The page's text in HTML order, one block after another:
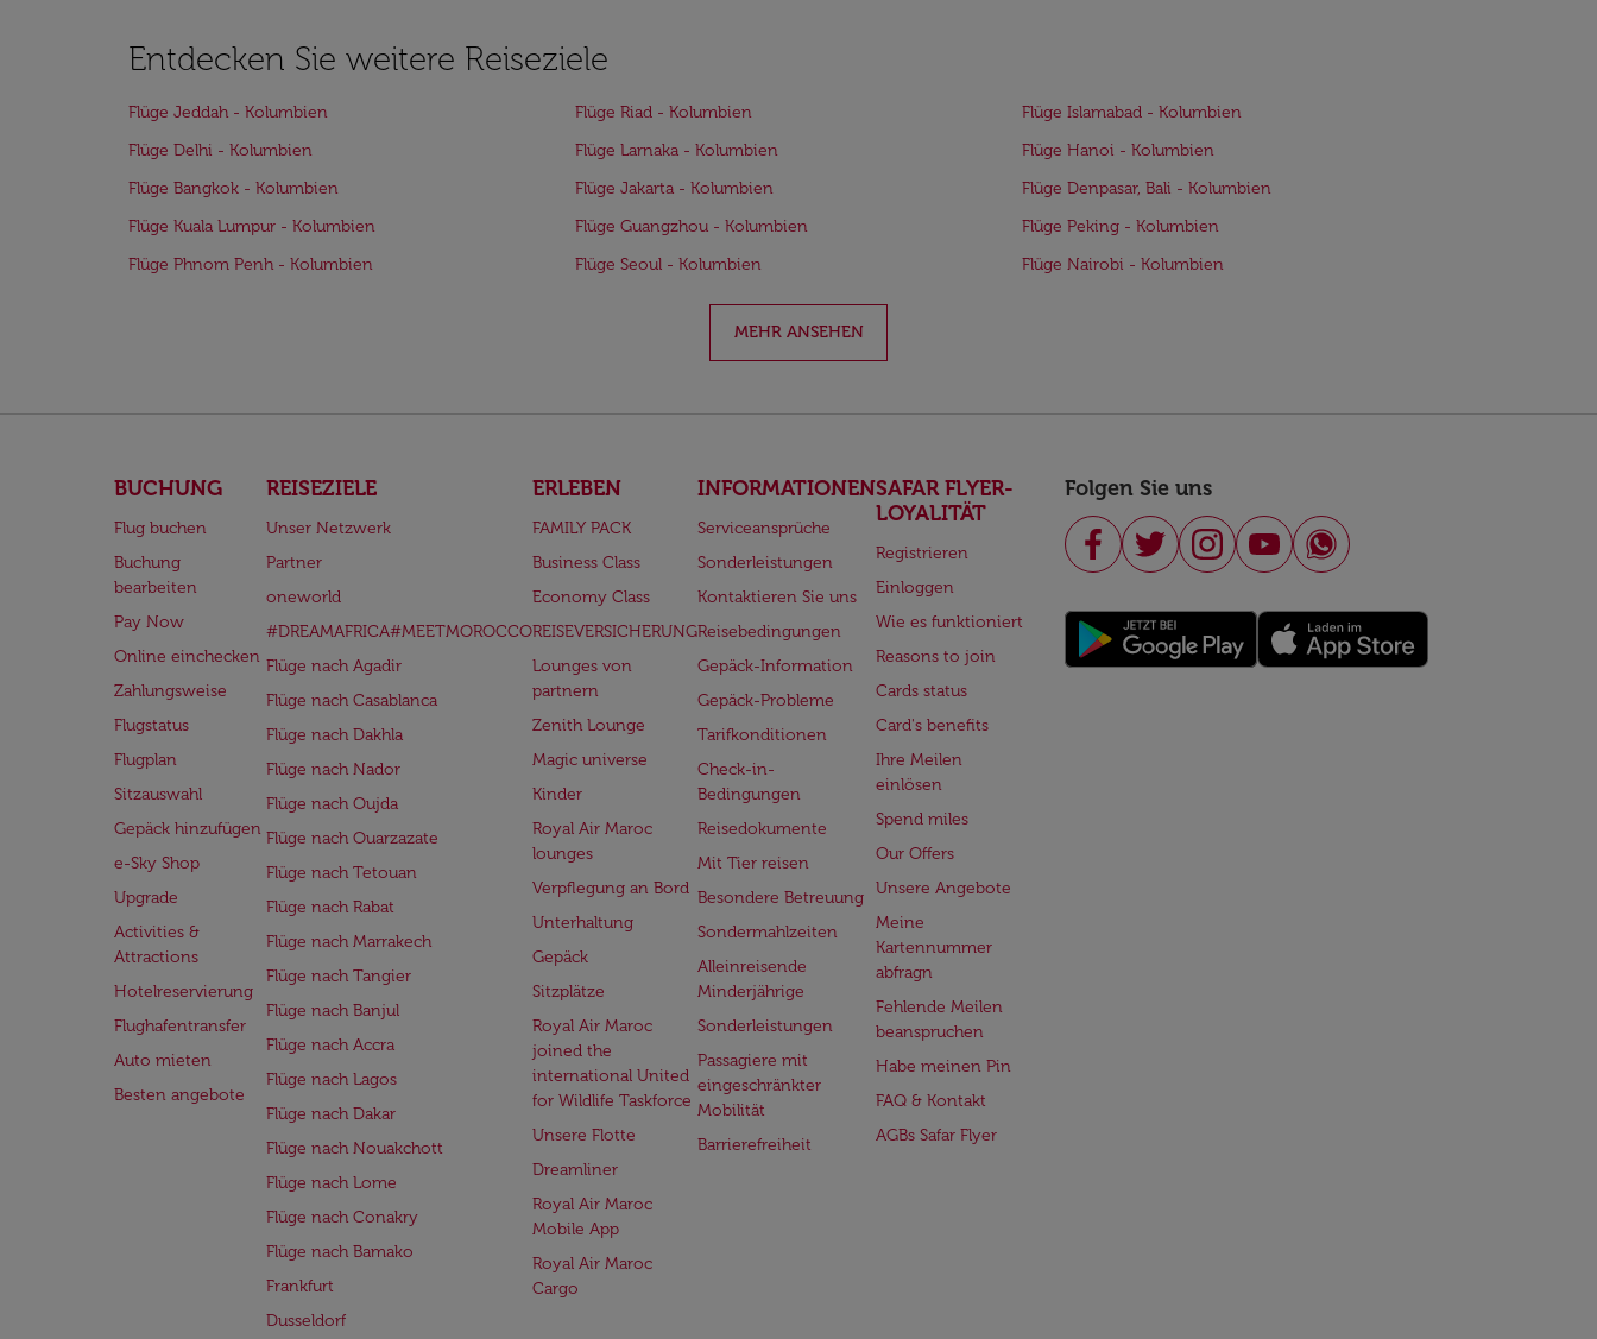
Entdecken Sie weitere Reiseziele
Flüge Jeddah - Kolumbien Flüge Riad - Kolumbien
Flüge Islamabad - Kolumbien
Flüge Delhi - Kolumbien
Flüge Larnaka - Kolumbien
Flüge Hanoi - Kolumbien
Flüge Bangkok - Kolumbien
Flüge Jakarta - Kolumbien
Flüge Denpasar, Bali - Kolumbien
Flüge Kuala Lumpur - Kolumbien
Flüge Guangzhou - Kolumbien
Flüge Peking - Kolumbien
Flüge Phnom Penh - Kolumbien
Flüge Seoul - Kolumbien Flüge Nairobi - Kolumbien
MEHR ANSEHEN
BUCHUNG
Flug buchen
Buchung
bearbeiten
Pay Now
Online einchecken
Zahlungsweise
Flugstatus
Flugplan
Sitzauswahl
Gepäck hinzufügen
e-Sky Shop
Upgrade
Activities &
Attractions
Hotelreservierung
Flughafentransfer
Auto mieten
Besten angebote
REISEZIELE
Unser Netzwerk
Partner
oneworld
#DREAMAFRICA#MEETMOROCCO
Flüge nach Agadir
Flüge nach Casablanca
Flüge nach Dakhla
Flüge nach Nador
Flüge nach Oujda
Flüge nach Ouarzazate
Flüge nach Tetouan
Flüge nach Rabat
Flüge nach Marrakech
Flüge nach Tangier
Flüge nach Banjul
Flüge nach Accra
Flüge nach Lagos
Flüge nach Dakar
Flüge nach Nouakchott
Flüge nach Lome
Flüge nach Conakry
Flüge nach Bamako
Frankfurt
Dusseldorf
ERLEBEN
FAMILY PACK
Business Class
Economy Class
REISEVERSICHERUNG
Lounges von
partnern
Zenith Lounge
Magic universe
Kinder
Royal Air Maroc
lounges
Verpflegung an Bord
Unterhaltung
Gepäck
Sitzplätze
Royal Air Maroc
joined the
international United
for Wildlife Taskforce
Unsere Flotte
Dreamliner
Royal Air Maroc
Mobile App
Royal Air Maroc
Cargo
INFORMATIONEN
Serviceansprüche
Sonderleistungen
Kontaktieren Sie uns
Reisebedingungen
Gepäck-Information
Gepäck-Probleme
Tarifkonditionen
Check-in-
Bedingungen
Reisedokumente
Mit Tier reisen
Besondere Betreuung
Sondermahlzeiten
Alleinreisende
Minderjährige
Sonderleistungen
Passagiere mit
eingeschränkter
Mobilität
Barrierefreiheit
SAFAR FLYER-
LOYALITÄT
Registrieren
Einloggen
Wie es funktioniert
Reasons to join
Cards status
Card's benefits
Ihre Meilen
einlösen
Spend miles
Our Offers
Unsere Angebote
Meine
Kartennummer
abfragn
Fehlende Meilen
beanspruchen
Habe meinen Pin
FAQ & Kontakt
AGBs Safar Flyer
Folgen Sie uns